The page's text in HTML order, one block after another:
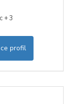
+ 3
profil